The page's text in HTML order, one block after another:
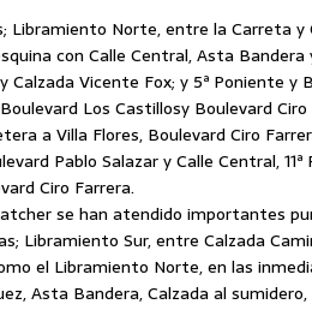
Libramiento Norte, entre la Carreta y
con Calle Central, Asta Bandera
Vicente Fox; y 5ª Poniente y
Los Castillosy Boulevard
a Villa Flores, Boulevard Ciro
Pablo Salazar y Calle Central,
Ciro Farrera.
se han atendido importantes
Libramiento Sur, entre Calzada
el Libramiento Norte, en las
Asta Bandera, Calzada al